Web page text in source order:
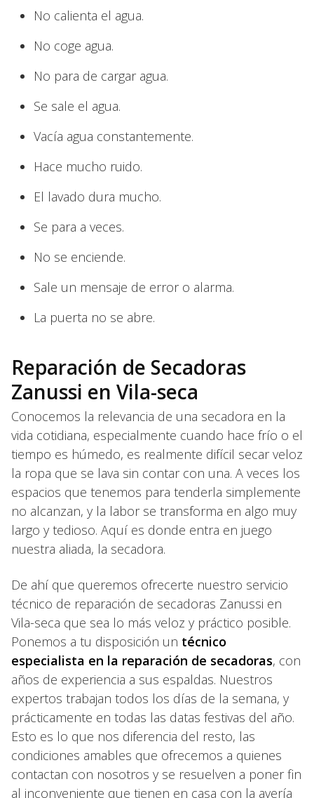
No calienta el agua.
No coge agua.
No para de cargar agua.
Se sale el agua.
Vacía agua constantemente.
Hace mucho ruido.
El lavado dura mucho.
Se para a veces.
No se enciende.
Sale un mensaje de error o alarma.
La puerta no se abre.
Reparación de Secadoras
Zanussi en Vila-seca
Conocemos la relevancia de una secadora en la
vida cotidiana, especialmente cuando hace frío o el
tiempo es húmedo, es realmente difícil secar veloz
la ropa que se lava sin contar con una. A veces los
espacios que tenemos para tenderla simplemente
no alcanzan, y la labor se transforma en algo muy
largo y tedioso. Aquí es donde entra en juego
nuestra aliada, la secadora.
De ahí que queremos ofrecerte nuestro servicio
técnico de reparación de secadoras Zanussi en
Vila-seca que sea lo más veloz y práctico posible.
Ponemos a tu disposición un técnico
especialista en la reparación de secadoras, con
años de experiencia a sus espaldas. Nuestros
expertos trabajan todos los días de la semana, y
prácticamente en todas las datas festivas del año.
Esto es lo que nos diferencia del resto, las
condiciones amables que ofrecemos a quienes
contactan con nosotros y se resuelven a poner fin
al inconveniente que tienen en casa con la avería